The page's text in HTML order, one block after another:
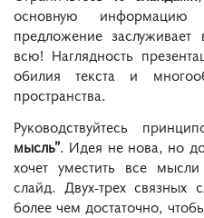
основную
предложение
всю! Наглядность
обилия текста и
пространства.
Руководствуйтесь
мысль”. Идея не нова, но
хочет уместить все
слайд. Двух-трех связных
более чем достаточно,